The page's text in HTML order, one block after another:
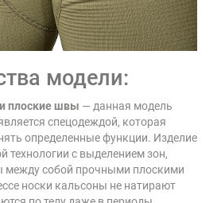
модели:
плоские швы — данная модель
спецодеждой, которая
определенные функции. Изделие
технологии с выделением зон,
между собой прочными плоскими
носки кальсоны не натирают